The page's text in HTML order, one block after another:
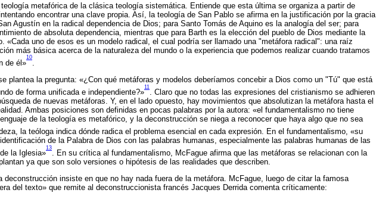
metafórica de la clásica teología sistemática. Entiende que esta última se organiza a partir de
encontrar una clave propia. Así, la teología de San Pablo se afirma en la justificación por la gracia
Agustín en la radical dependencia de Dios; para Santo Tomás de Aquino es la analogía del ser; para
de absoluta dependencia, mientras que para Barth es la elección del pueblo de Dios mediante la
«Cada uno de esos es un modelo radical, el cual podría ser llamado una "metáfora radical": una raíz
más básica acerca de la naturaleza del mundo o la experiencia que podemos realizar cuando tratamos
de él»
10
plantea la pregunta: «¿Con qué metáforas y modelos deberíamos concebir a Dios como un "Tú" que está
de forma unificada e independiente?»
11
. Claro que no todas las expresiones del cristianismo se adhieren
de nuevas metáforas. Y, en el lado opuesto, hay movimientos que absolutizan la metáfora hasta el
Ambas posiciones son definidas en pocas palabras por la autora: «el fundamentalismo no tiene
de la teología es metafórico, y la deconstrucción se niega a reconocer que haya algo que no sea
la teóloga indica dónde radica el problema esencial en cada expresión. En el fundamentalismo, «su
de la Palabra de Dios con las palabras humanas, especialmente las palabras humanas de las
la Iglesia»
13
. En su crítica al fundamentalismo, McFague afirma que las metáforas se relacionan con la
ya que son solo versiones o hipótesis de las realidades que describen.
deconstrucción insiste en que no hay nada fuera de la metáfora. McFague, luego de citar la famosa
del texto» que remite al deconstruccionista francés Jacques Derrida comenta críticamente: